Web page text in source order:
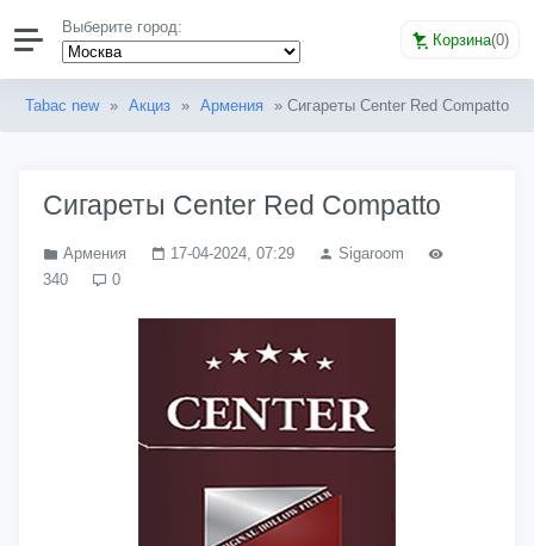
Выберите город:
Корзина(0)
Tabac new » Акциз » Армения » Сигареты Center Red Compatto
Сигареты Center Red Compatto
Армения 17-04-2024, 07:29
Sigaroom
340
0